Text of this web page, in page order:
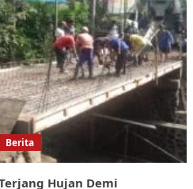
Berita
Hujan Demi